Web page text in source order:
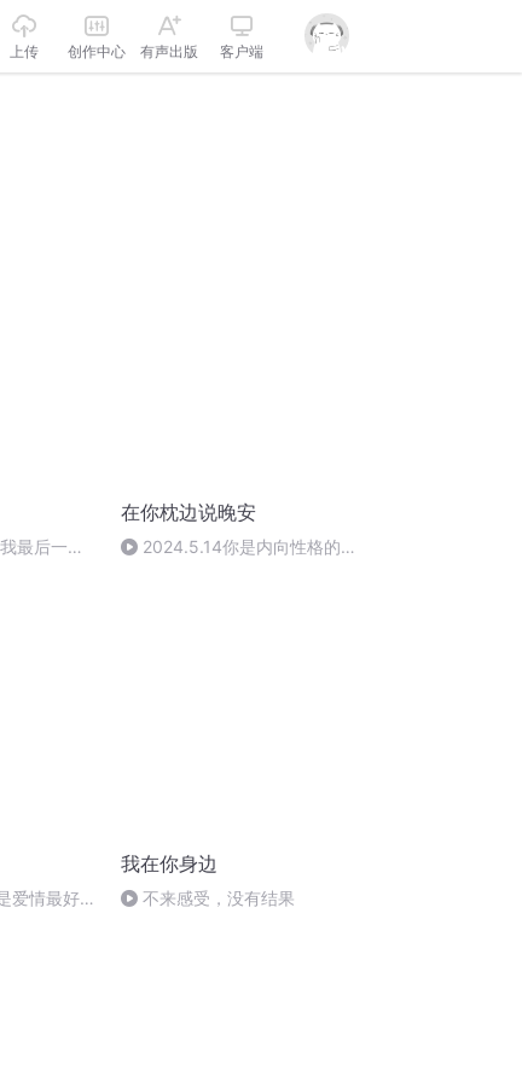
上传 创作中心 有声出版 客户端
最后一条
在你枕边说晚安
2024.5.14你是内向性格的人
爱情最好的
我在你身边
不来感受，没有结果